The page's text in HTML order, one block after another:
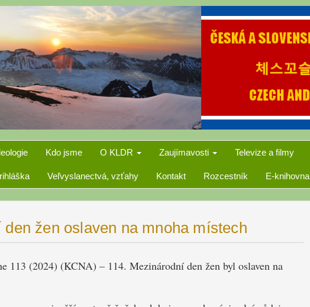
Kdo jsme O KLDR Zaujímavosti Televize a filmy
Veľvyslanectvá, vzťahy Kontakt Rozcestník E-knihovna
den žen oslaven na mnoha místech
113 (2024) (KCNA) – 114. Mezinárodní den žen byl oslaven na